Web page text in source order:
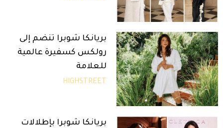
بريانكا شوبرا تنضم إلى
رولكس كسفيرة عالمية
للعلامة
HIGHSTREET
بريانكا شوبرا بإطلالات